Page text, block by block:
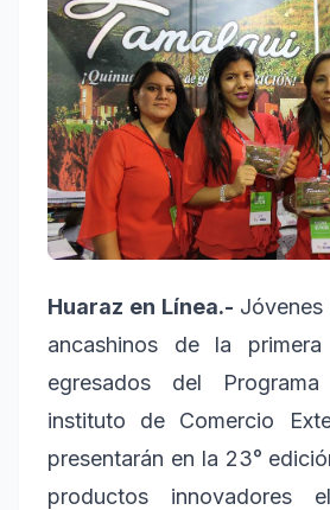
Huaraz en Línea.- Jóvenes
ancashinos de la
egresados del
instituto de Comercio
presentarán en la 23°
productos innovadores